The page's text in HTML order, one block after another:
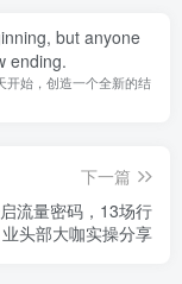
but anyone
ending.
开始，创造一个全新的结
下一篇
流量密码，13场行
业头部大咖实操分享